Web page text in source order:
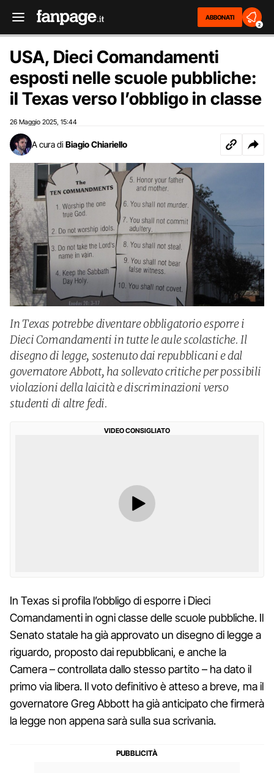
ABBONATI
2
USA, Dieci Comandamenti
esposti nelle scuole pubbliche:
il Texas verso l’obbligo in classe
26 Maggio 2025 15:44
A cura di Biagio Chiariello
In Texas potrebbe diventare obbligatorio esporre i
Dieci Comandamenti in tutte le aule scolastiche. Il
disegno di legge, sostenuto dai repubblicani e dal
governatore Abbott, ha sollevato critiche per possibili
violazioni della laicità e discriminazioni verso
studenti di altre fedi.
VIDEO CONSIGLIATO
In Texas si profila l’obbligo di esporre i Dieci
Comandamenti in ogni classe delle scuole pubbliche. Il
Senato statale ha già approvato un disegno di legge a
riguardo, proposto dai repubblicani, e anche la
Camera – controllata dallo stesso partito – ha dato il
primo via libera. Il voto definitivo è atteso a breve, ma il
governatore Greg Abbott ha già anticipato che firmerà
la legge non appena sarà sulla sua scrivania.